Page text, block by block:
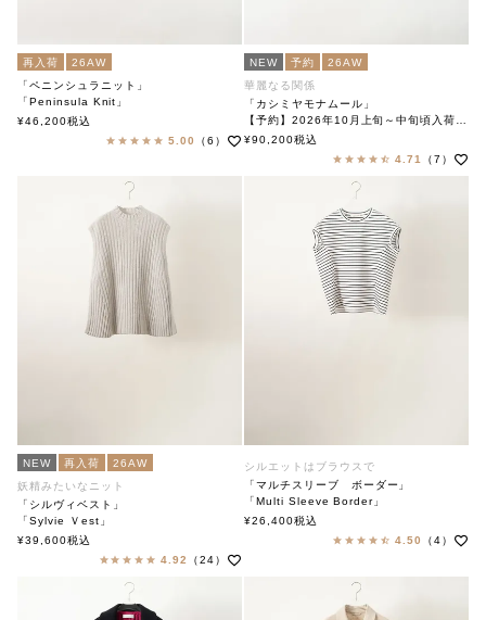
再入荷
26AW
「ペニンシュラニット」
「Peninsula Knit」
soutiencollar（ステンカラー）
¥46,200税込
5.00
（6）
NEW 予約
26AW
華麗なる関係
「カシミヤモナムール」
【予約】2026年10月上旬～中旬頃入荷予定
「Cashmere Mon Amour」
¥90,200税込
4.71
（7）
NEW 再入荷
26AW
妖精みたいなニット
「シルヴィベスト」
「Sylvie Ｖest」
soutiencollar（ステンカラー）
¥39,600税込
4.92
（24）
シルエットはブラウスで
「マルチスリーブ ボーダー」
「Multi Sleeve Border」
soutiencollar（ステンカラー）
¥26,400税込
4.50
（4）